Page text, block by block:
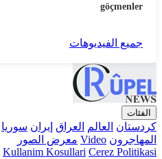
göçmenler
جميع الفيديوهات
الفئات
كردستان العالم العراق إيران سوريا
المهاجرون Video معرض الصور
Kullanim Kosullari Cerez Politikasi